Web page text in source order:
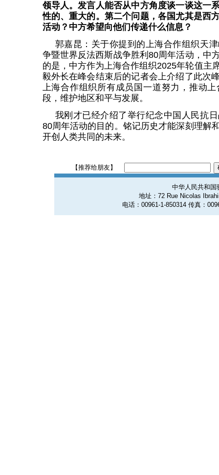
领导人。发言人能否从中方角度谈一谈这一
性的、重大的。第二个问题，各国尤其是西
活动？中方希望向他们传递什么信息？
郭嘉昆：关于你提到的上海合作组织天
争暨世界反法西斯战争胜利80周年活动，中
的是，中方作为上海合作组织2025年轮值主
毅外长在峰会结束后的记者会上介绍了此次
上海合作组织所有成员国一道努力，推动
段，维护地区和平与发展。
我刚才已经介绍了举行纪念中国人民抗
80周年活动的目的。铭记历史才能深刻理解
开创人类共同的未来。
【推荐给朋友】
中华人民共和国
地址：72 Rue Nicolas
电话：00961-1-850314 传真：